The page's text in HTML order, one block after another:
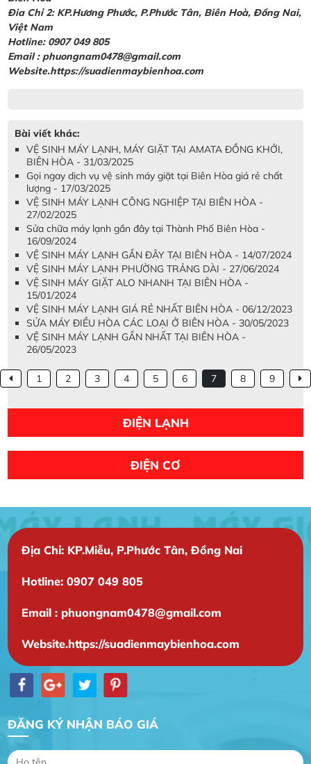
Đia Chỉ 2: KP.Hương Phước, P.Phước Tân, Biên Hoà, Đồng Nai,
Việt Nam
Hotline: 0907 049 805
Email : phuongnam0478@gmail.com
Website.https://suadienmaybienhoa.com
Bài viết khác:
VỆ SINH MÁY LẠNH, MÁY GIẶT TẠI AMATA ĐỒNG KHỞI,
BIÊN HÒA - 31/03/2025
Gọi ngay dịch vụ vệ sinh máy giặt tại Biên Hòa giá rẻ chất
lượng - 17/03/2025
VỆ SINH MÁY LẠNH CÔNG NGHIỆP TẠI BIÊN HÒA -
27/02/2025
Sửa chữa máy lạnh gần đây tại Thành Phố Biên Hòa -
16/09/2024
VỆ SINH MÁY LẠNH GẦN ĐÂY TẠI BIÊN HÒA - 14/07/2024
VỆ SINH MÁY LẠNH PHƯỜNG TRẢNG DÀI - 27/06/2024
VỆ SINH MÁY GIẶT ALO NHANH TẠI BIÊN HÒA -
15/01/2024
VỆ SINH MÁY LẠNH GIÁ RẺ NHẤT BIÊN HÒA - 06/12/2023
SỬA MÁY ĐIỀU HÒA CÁC LOẠI Ở BIÊN HÒA - 30/05/2023
VỆ SINH MÁY LẠNH GẦN NHẤT TẠI BIÊN HÒA -
26/05/2023
1 2 3 4 5 6 7 8 9
ĐIỆN LẠNH
ĐIỆN CƠ
Địa Chỉ: KP.Miễu, P.Phước Tân, Đồng Nai
Hotline: 0907 049 805
Email : phuongnam0478@gmail.com
Website.https://suadienmaybienhoa.com
ĐĂNG KÝ NHẬN BÁO GIÁ